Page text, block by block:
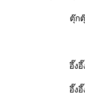
ตุ๊ก
อึ๊งอึ๊
อึ๊งอึ๊